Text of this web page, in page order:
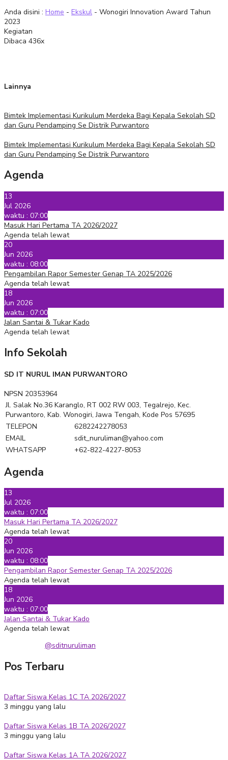
Anda disini : Home - Ekskul - Wonogiri Innovation Award Tahun
2023
Kegiatan
Dibaca 436x
Lainnya
Bimtek Implementasi Kurikulum Merdeka Bagi Kepala Sekolah SD
dan Guru Pendamping Se Distrik Purwantoro
Bimtek Implementasi Kurikulum Merdeka Bagi Kepala Sekolah SD
dan Guru Pendamping Se Distrik Purwantoro
Agenda
13
Jul 2026
waktu : 07:00
Masuk Hari Pertama TA 2026/2027
Agenda telah lewat
20
Jun 2026
waktu : 08:00
Pengambilan Rapor Semester Genap TA 2025/2026
Agenda telah lewat
18
Jun 2026
waktu : 07:00
Jalan Santai & Tukar Kado
Agenda telah lewat
Info Sekolah
SD IT NURUL IMAN PURWANTORO
NPSN 20353964
Jl. Salak No.36 Karanglo, RT 002 RW 003, Tegalrejo, Kec.
Purwantoro, Kab. Wonogiri, Jawa Tengah, Kode Pos 57695
TELEPON
6282242278053
EMAIL
sdit_nuruliman@yahoo.com
WHATSAPP
+62-822-4227-8053
Agenda
13
Jul 2026
waktu : 07:00
Masuk Hari Pertama TA 2026/2027
Agenda telah lewat
20
Jun 2026
waktu : 08:00
Pengambilan Rapor Semester Genap TA 2025/2026
Agenda telah lewat
18
Jun 2026
waktu : 07:00
Jalan Santai & Tukar Kado
Agenda telah lewat
@sditnuruliman
Pos Terbaru
Daftar Siswa Kelas 1C TA 2026/2027
3 minggu yang lalu
Daftar Siswa Kelas 1B TA 2026/2027
3 minggu yang lalu
Daftar Siswa Kelas 1A TA 2026/2027